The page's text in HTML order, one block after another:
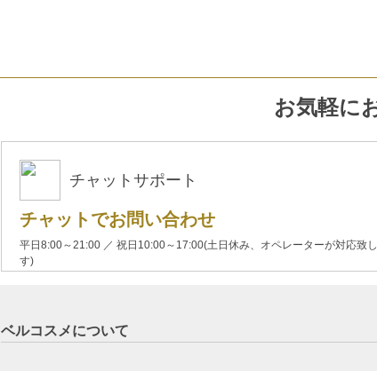
お気軽に
チャットサポート
チャットでお問い合わせ
平日8:00～21:00 ／ 祝日10:00～17:00(土日休み、オペレーターが対応致
す)
ベルコスメについて